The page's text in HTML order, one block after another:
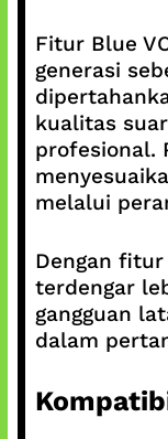
Fitur Blue
generasi
kualitas
profesional.
melalui
Dengan
terdengar
gangguan
dalam